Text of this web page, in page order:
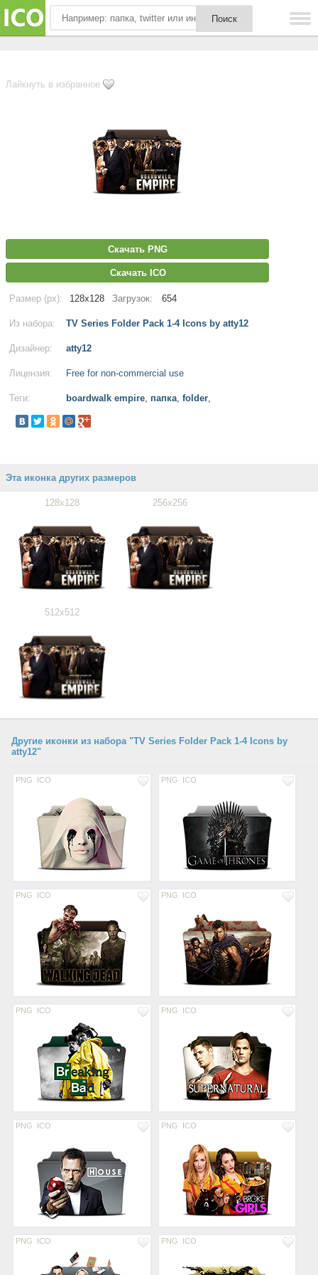
Лайкнуть в избранное
Скачать PNG
Скачать ICO
Размер (px): 128x128 Загрузок: 654
Из набора: TV Series Folder Pack 1-4 Icons by atty12
Дизайнер: atty12
Лицензия: Free for non-commercial use
Теги: boardwalk empire, папка, folder,
Эта иконка других размеров
128x128 256x256
512x512
Другие иконки из набора "TV Series Folder Pack 1-4 Icons by
atty12"
PNG ICO PNG ICO
PNG ICO PNG ICO
PNG ICO PNG ICO
PNG ICO PNG ICO
PNG ICO PNG ICO